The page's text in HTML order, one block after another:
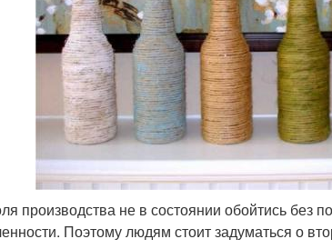
производства не в состоянии обойтись без
Поэтому людям стоит задуматься о